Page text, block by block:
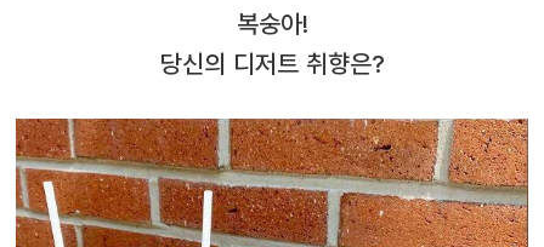
복숭아!
당신의 디저트 취향은?